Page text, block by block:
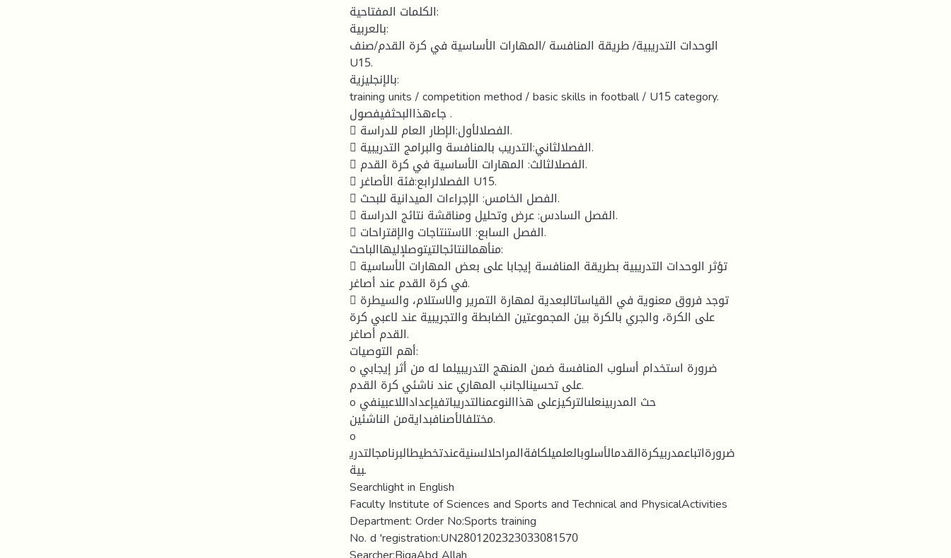
الكلمات المفتاحية:
بالعربية:
الوحدات التدريبية/ طريقة المنافسة /المهارات الأساسية في كرة القدم/صنف
U15.
بالإنجليزية:
training units / competition method / basic skills in football / U15 category.
جاءهذاالبحثفيفصول .
 الفصلالأول:الإطار العام للدراسة.
 الفصلالثاني:التدريب بالمنافسة والبرامج التدريبية.
 الفصلالثالث: المهارات الأساسية في كرة القدم.
 الفصلالرابع:فئة الأصاغر U15.
 الفصل الخامس: الإجراءات الميدانية للبحث.
 الفصل السادس: عرض وتحليل ومناقشة نتائج الدراسة.
 الفصل السابع: الاستنتاجات والإقتراحات.
منأهمالنتائجالتيتوصلإليهاالباحث:
 تؤثر الوحدات التدريبية بطريقة المنافسة إيجابا على بعض المهارات الأساسية
في كرة القدم عند أصاغر.
 توجد فروق معنوية في القياساتالبعدية لمهارة التمرير والاستلام، والسيطرة
على الكرة، والجري بالكرة بين المجموعتين الضابطة والتجريبية عند لاعبي كرة
القدم أصاغر.
أهم التوصيات:
o ضرورة استخدام أسلوب المنافسة ضمن المنهج التدريبيلما له من أثر إيجابي
على تحسينالجانب المهاري عند ناشئي كرة القدم.
o حث المدربينعلىالتركيزعلى هذاالنوعمنالتدريباتفيإعداداللاعبينفي
مختلفالأصنافبدايةمن الناشئين.
o
ضرورةاتباعمدربيكرةالقدمالأسلوبالعلميلكافةالمراحلالسنيةعندتخطيطالبرنامجالتدري
بية.
Searchlight in English
Faculty Institute of Sciences and Sports and Technical and PhysicalActivities
Department: Order No:Sports training
No. d 'registration:UN2801202323033081570